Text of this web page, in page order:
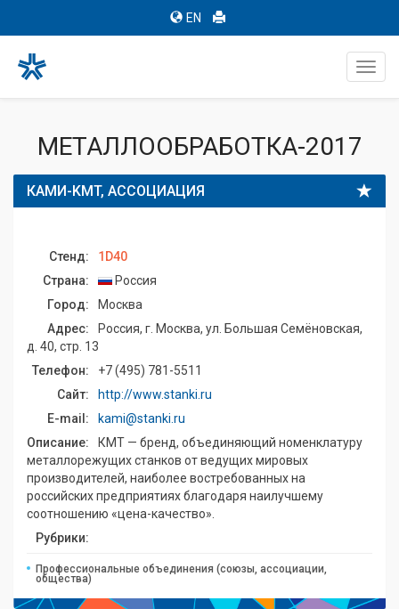
EN
МЕТАЛЛООБРАБОТКА-2017
КАМИ-KMT, АССОЦИАЦИЯ
Стенд:
1D40
Страна:
Россия
Город:
Москва
Адрес:
Россия, г. Москва, ул. Большая Семёновская,
д. 40, стр. 13
Телефон:
+7 (495) 781-5511
Сайт:
http://www.stanki.ru
E-mail:
kami@stanki.ru
Описание:
КМТ — бренд, объединяющий номенклатуру
металлорежущих станков от ведущих мировых
производителей, наиболее востребованных на
российских предприятиях благодаря наилучшему
соотношению «цена-качество».
Рубрики:
Профессиональные объединения (союзы, ассоциации,
общества)